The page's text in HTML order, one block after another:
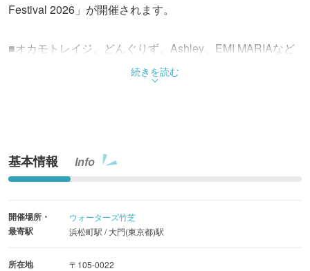
Festival 2026」が開催されます。
■オカモトレイジ、どんぐりず、Ashley、EMI MARIAなど
多種多様の音楽性を持つ個性派アーティストたちが竹芝に
■ウォーターズ竹芝がオープンエア・ミュージアムのよう
アート展示は、確固たる世界観で観る人を圧倒するR領域
が担当します。多様化する現代社会において「あらゆるモ
ノが持つ本来の価値を多角的かつ本質的に表現すること」
続きを読む
基本情報 Info
開催場所・
最寄駅
ウォーターズ竹芝
浜松町駅 / 大門(東京都)駅
所在地
〒105-0022